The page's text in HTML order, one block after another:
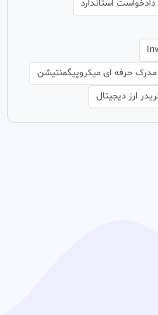
استاندارد
مدرک حرفه ای میکروپیگمنتیشن
ارز دیجیتال